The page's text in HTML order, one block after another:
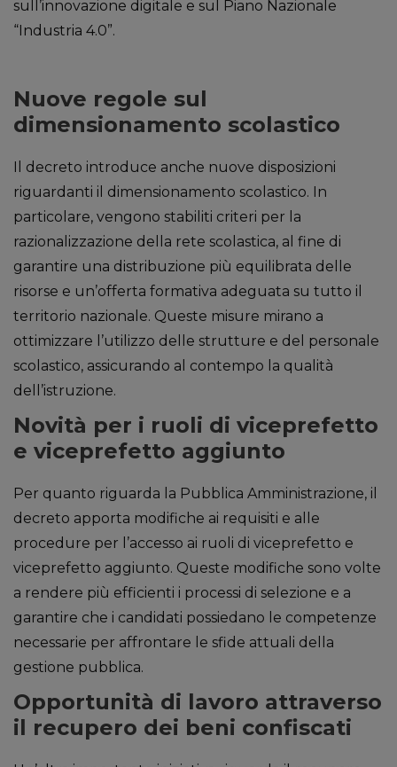
sull’innovazione digitale e sul Piano Nazionale
“Industria 4.0”.
Nuove regole sul
dimensionamento scolastico
Il decreto introduce anche nuove disposizioni
riguardanti il dimensionamento scolastico. In
particolare, vengono stabiliti criteri per la
razionalizzazione della rete scolastica, al fine di
garantire una distribuzione più equilibrata delle
risorse e un’offerta formativa adeguata su tutto il
territorio nazionale. Queste misure mirano a
ottimizzare l’utilizzo delle strutture e del personale
scolastico, assicurando al contempo la qualità
dell’istruzione.
Novità per i ruoli di viceprefetto
e viceprefetto aggiunto
Per quanto riguarda la Pubblica Amministrazione, il
decreto apporta modifiche ai requisiti e alle
procedure per l’accesso ai ruoli di viceprefetto e
viceprefetto aggiunto. Queste modifiche sono volte
a rendere più efficienti i processi di selezione e a
garantire che i candidati possiedano le competenze
necessarie per affrontare le sfide attuali della
gestione pubblica.
Opportunità di lavoro attraverso
il recupero dei beni confiscati